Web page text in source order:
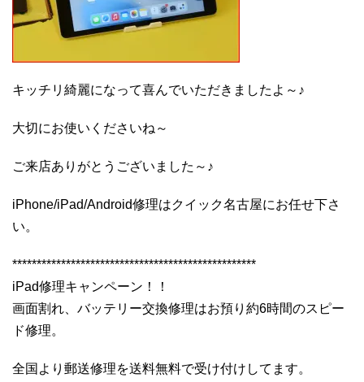
キッチリ綺麗になって喜んでいただきましたよ～♪
大切にお使いくださいね～
ご来店ありがとうございました～♪
iPhone/iPad/Android修理はクイック名古屋にお任せ下さ
い。
**************************************************
iPad修理キャンペーン！！
画面割れ、バッテリー交換修理はお預り約6時間のスピー
ド修理。
全国より郵送修理を送料無料で受け付けしてます。